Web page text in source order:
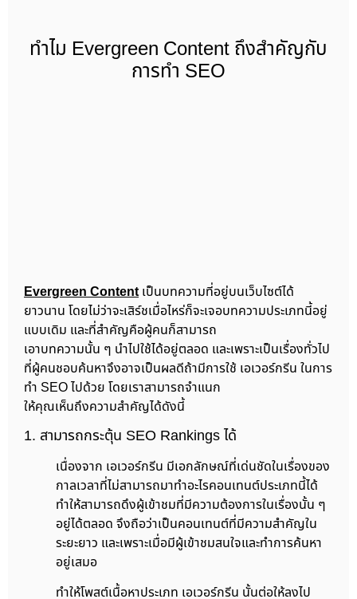
ทำไม Evergreen Content ถึงสำคัญกับ
การทำ SEO
Evergreen Contentเป็นบทความที่อยู่บนเว็บไซต์ได้
ยาวนาน โดยไม่ว่าจะเสิร์ชเมื่อไหร่ก็จะเจอบทความประเภทนี้อยู่
แบบเดิม และที่สำคัญคือผู้คนก็สามารถ
เอาบทความนั้น ๆ นำไปใช้ได้อยู่ตลอด และเพราะเป็นเรื่องทั่วไป
ที่ผู้คนชอบค้นหาจึงอาจเป็นผลดีถ้ามีการใช้ เอเวอร์กรีน ในการ
ทำ SEO ไปด้วย โดยเราสามารถจำแนก
ให้คุณเห็นถึงความสำคัญได้ดังนี้
1. สามารถกระตุ้น SEO Rankings ได้
เนื่องจาก เอเวอร์กรีน มีเอกลักษณ์ที่เด่นชัดในเรื่องของ
กาลเวลาที่ไม่สามารถมาทำอะไรคอนเทนต์ประเภทนี้ได้
ทำให้สามารถดึงผู้เข้าชมที่มีความต้องการในเรื่องนั้น ๆ
อยู่ได้ตลอด จึงถือว่าเป็นคอนเทนต์ที่มีความสำคัญใน
ระยะยาว และเพราะเมื่อมีผู้เข้าชมสนใจและทำการค้นหา
อยู่เสมอ
ทำให้โพสต์เนื้อหาประเภท เอเวอร์กรีน นั้นต่อให้ลงไป